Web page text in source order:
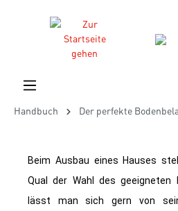
Handbuch Der perfekte
Beim Ausbau eines Hauses
Qual der Wahl des geeigneten
lässt man sich gern von